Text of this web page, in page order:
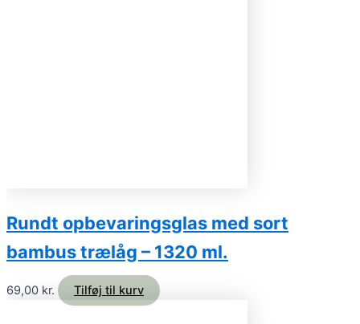
Rundt opbevaringsglas med sort
bambus trælåg – 1320 ml.
69,00 kr. Tilføj til kurv